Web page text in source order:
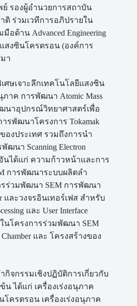
รองผู้อำนวยการสถาบัน
ติ ร่วมเวทีการอภิปรายใน
ด้าน Advanced Engineering
สงซินโครตรอน (องค์การ
า
ศษเจาะลึกเทคโนโลยีแสงซิน
าค การพัฒนา Atomic Mass
ฒนาอุปกรณ์วิทยาศาสตร์เพื่อ
รพัฒนาโครงการ Tokamak
องประเทศ รวมถึงการนำ
นา Scanning Electron
อันได้แก่ ความก้าวหน้าและการ
การพัฒนาระบบผลิตลำ
ร่วมพัฒนา SEM การพัฒนา
และวงจรอินเทอร์เฟส สำหรับ
และ User Interface
นโครงการร่วมพัฒนา SEM
และ โครงสร้างของ
กิจกรรมเชิงปฏิบัติการเกี่ยวกับ
น ได้แก่ เครื่องเร่งอนุภาค
โครตรอน เครื่องเร่งอนุภาค